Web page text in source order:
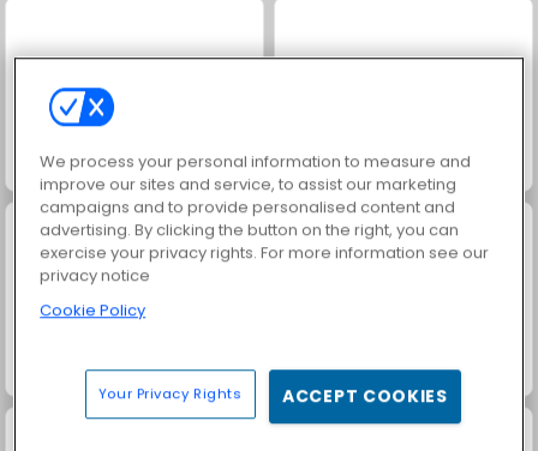
Masha and the Bear: Meadows Scala 40
Solitaire Social
We process your personal information to measure and
improve our sites and service, to assist our marketing
campaigns and to provide personalised content and
advertising. By clicking the button on the right, you can
exercise your privacy rights. For more information see our
privacy notice
Cookie Policy
Your Privacy Rights ACCEPT COOKIES